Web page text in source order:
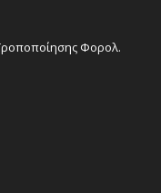
Φορολ.